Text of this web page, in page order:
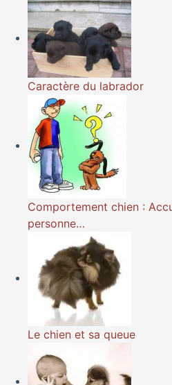
Caractère du labrador
Comportement chien :
personne…
Le chien et sa queue